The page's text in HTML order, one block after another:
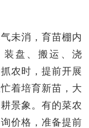
未消，育苗棚内
盘、搬运、浇
农时，提前开展
着培育新苗，大
景象。有的菜农
价格，准备提前